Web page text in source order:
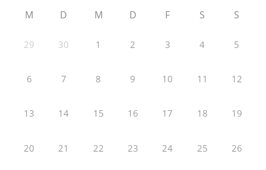
M D M D F S S
29 30 1 2 3 4 5
6 7 8 9 10 11 12
13 14 15 16 17 18 19
20 21 22 23 24 25 26